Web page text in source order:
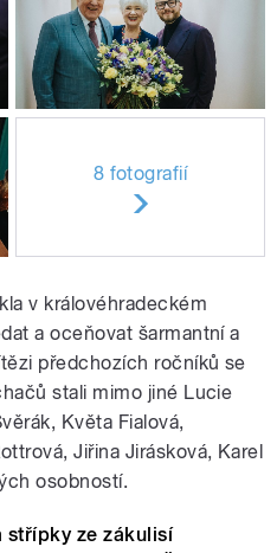
8 fotografií
v královéhradeckém
a oceňovat šarmantní a
předchozích ročníků se
stali mimo jiné Lucie
Květa Fialová,
Jiřina Jirásková, Karel
osobností.
střípky ze zákulisí